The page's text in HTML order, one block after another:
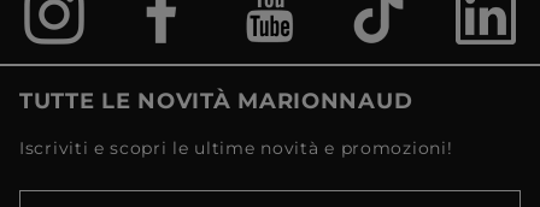
TUTTE LE NOVITÀ MARIONNAUD
Iscriviti e scopri le ultime novità e promozioni!